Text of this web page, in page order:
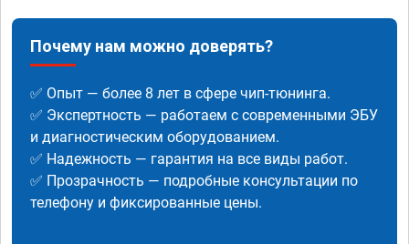
Почему нам можно доверять?
✅ Опыт — более 8 лет в сфере чип-тюнинга.
✅ Экспертность — работаем с современными ЭБУ
и диагностическим оборудованием.
✅ Надежность — гарантия на все виды работ.
✅ Прозрачность — подробные консультации по
телефону и фиксированные цены.